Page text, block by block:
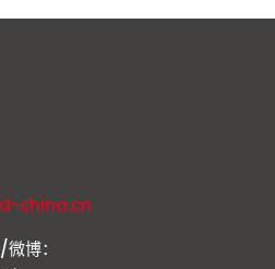
china.cn
博：